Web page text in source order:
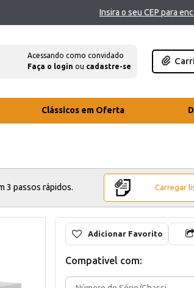
Insira o seu CEP para
Acessando como convidado
Faça o login ou cadastre-se
Clássicos em Oferta
3 passos rápidos. Carregar
Adicionar Favorito
Compativel com: